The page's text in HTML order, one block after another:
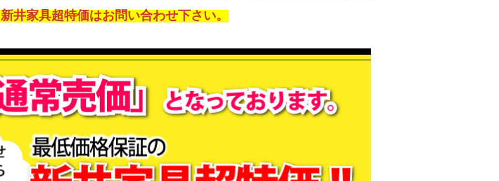
新井家具超特価はお問い合わせ下さい。